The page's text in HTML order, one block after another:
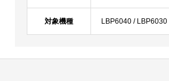
対象機種 LBP6040 / LBP6030